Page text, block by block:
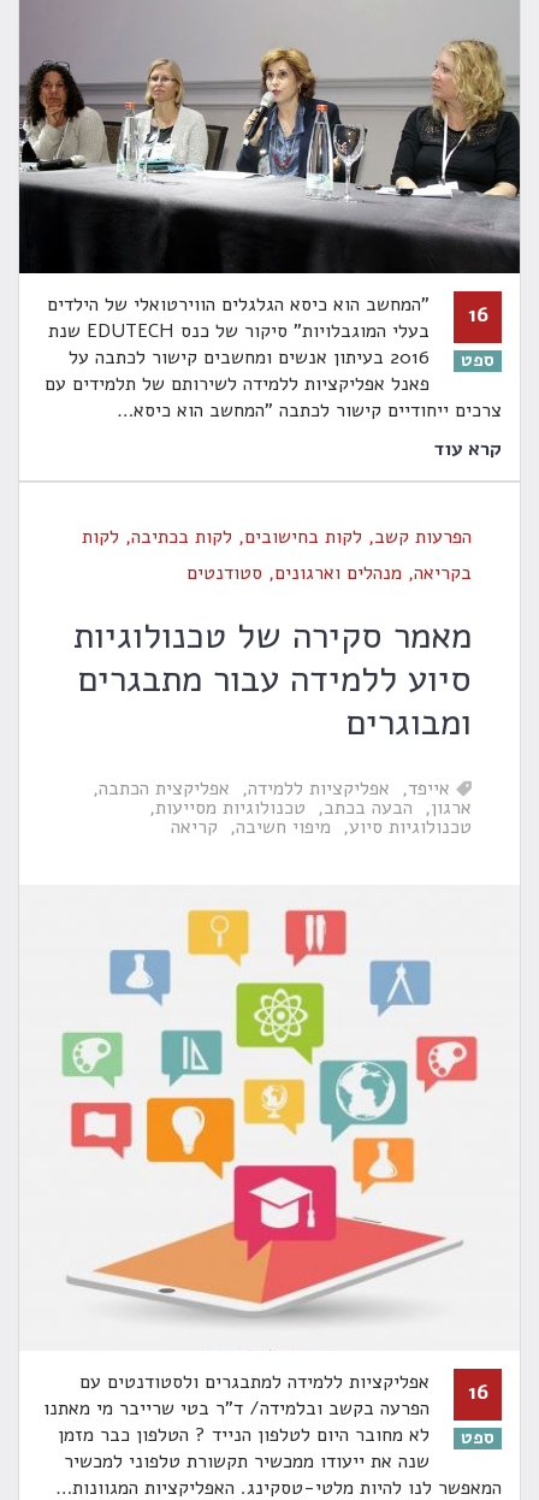
16
ספט
"המחשב הוא כיסא הגלגלים הווירטואלי של הילדים
בעלי המוגבלויות" סיקור של כנס EDUTECH שנת
2016 בעיתון אנשים ומחשבים קישור לכתבה על
פאנל אפליקציות ללמידה לשירותם של תלמידים עם
צרכים ייחודיים קישור לכתבה "המחשב הוא כיסא…
קרא עוד
הפרעות קשב, לקות בחישובים, לקות בכתיבה, לקות
בקריאה, מנהלים וארגונים, סטודנטים
מאמר סקירה של טכנולוגיות
סיוע ללמידה עבור מתבגרים
ומבוגרים
אייפד אפליקציות ללמידה אפליקצית הכתבה
ארגון הבעה בכתב טכנולוגיות מסייעות
טכנולוגיות סיוע מיפוי חשיבה קריאה
16
ספט
אפליקציות ללמידה למתבגרים ולסטודנטים עם
הפרעה בקשב ובלמידה/ ד"ר בטי שרייבר מי מאתנו
לא מחובר היום לטלפון הנייד ? הטלפון כבר מזמן
שנה את ייעודו ממכשיר תקשורת טלפוני למכשיר
המאפשר לנו להיות מלטי-טסקינג. האפליקציות המגוונות…